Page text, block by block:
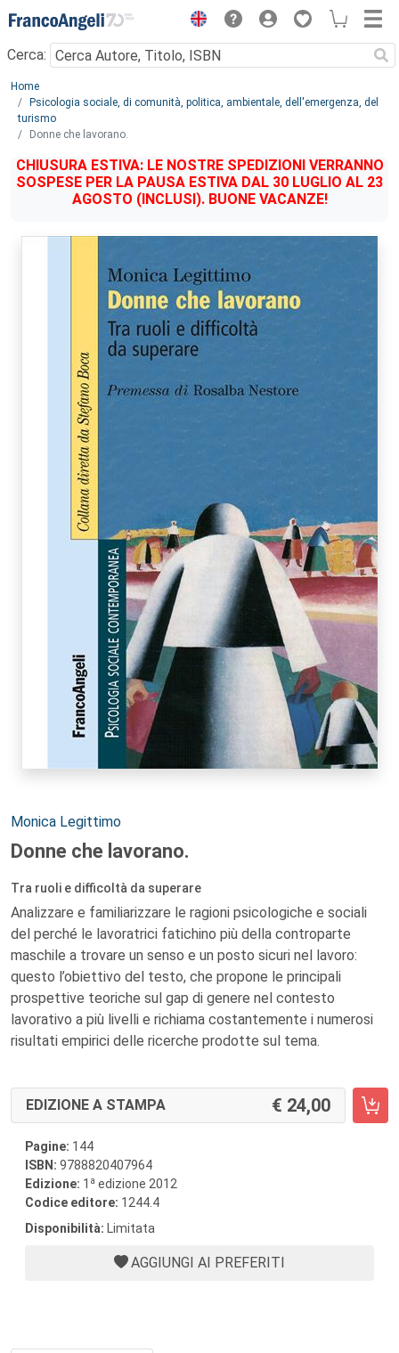
Menu
Cerca:
Main content
Home
Psicologia sociale, di comunità, politica, ambientale, dell'emergenza, del
turismo
Donne che lavorano.
CHIUSURA ESTIVA: LE NOSTRE SPEDIZIONI VERRANNO
SOSPESE PER LA PAUSA ESTIVA DAL 30 LUGLIO AL 23
AGOSTO (INCLUSI). BUONE VACANZE!
Autori:
Monica Legittimo
Donne che lavorano.
Tra ruoli e difficoltà da superare
Analizzare e familiarizzare le ragioni psicologiche e sociali
del perché le lavoratrici fatichino più della controparte
maschile a trovare un senso e un posto sicuri nel lavoro:
questo l’obiettivo del testo, che propone le principali
prospettive teoriche sul gap di genere nel contesto
lavorativo a più livelli e richiama costantemente i numerosi
risultati empirici delle ricerche prodotte sul tema.
EDIZIONE A STAMPA 24,00
Pagine: 144
ISBN: 9788820407964
Edizione: 1 a edizione 2012
Codice editore: 1244.4
Disponibilità: Limitata
AGGIUNGI AI PREFERITI